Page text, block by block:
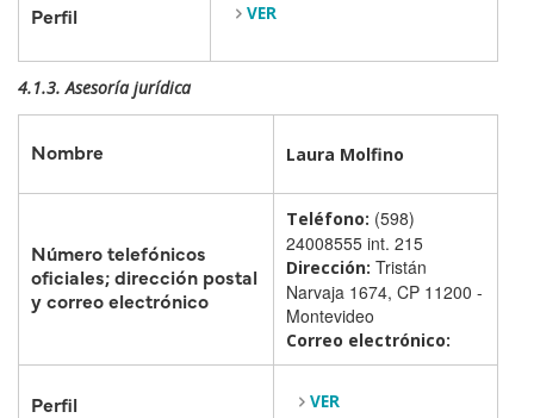
Perfil VER
4.1.3. Asesoría jurídica
Nombre Laura Molfino
Número telefónicos
oficiales; dirección postal
y correo electrónico
Teléfono: (598)
24008555 int. 215
Dirección: Tristán
Narvaja 1674, CP 11200 -
Montevideo
Correo electrónico:
Perfil VER